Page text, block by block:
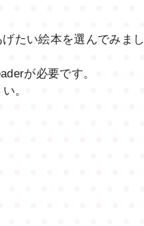
たい絵本を選んでみまし
が必要です。
。